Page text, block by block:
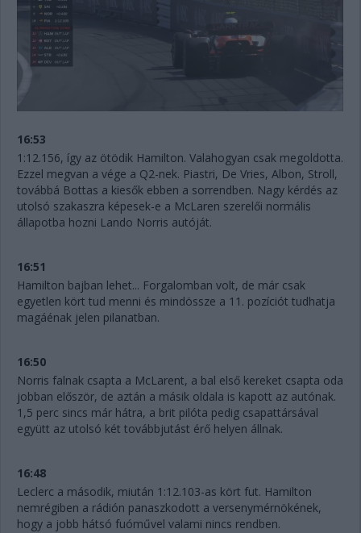
16:53
1:12.156, így az ötödik Hamilton. Valahogyan csak megoldotta.
Ezzel megvan a vége a Q2-nek. Piastri, De Vries, Albon, Stroll,
továbbá Bottas a kiesők ebben a sorrendben. Nagy kérdés az
utolsó szakaszra képesek-e a McLaren szerelői normális
állapotba hozni Lando Norris autóját.
16:51
Hamilton bajban lehet... Forgalomban volt, de már csak
egyetlen kört tud menni és mindössze a 11. pozíciót tudhatja
magáénak jelen pilanatban.
16:50
Norris falnak csapta a McLarent, a bal első kereket csapta oda
jobban először, de aztán a másik oldala is kapott az autónak.
1,5 perc sincs már hátra, a brit pilóta pedig csapattársával
együtt az utolsó két továbbjutást érő helyen állnak.
16:48
Leclerc a második, miután 1:12.103-as kört fut. Hamilton
nemrégiben a rádión panaszkodott a versenymérnökének,
hogy a jobb hátsó fuóművel valami nincs rendben.